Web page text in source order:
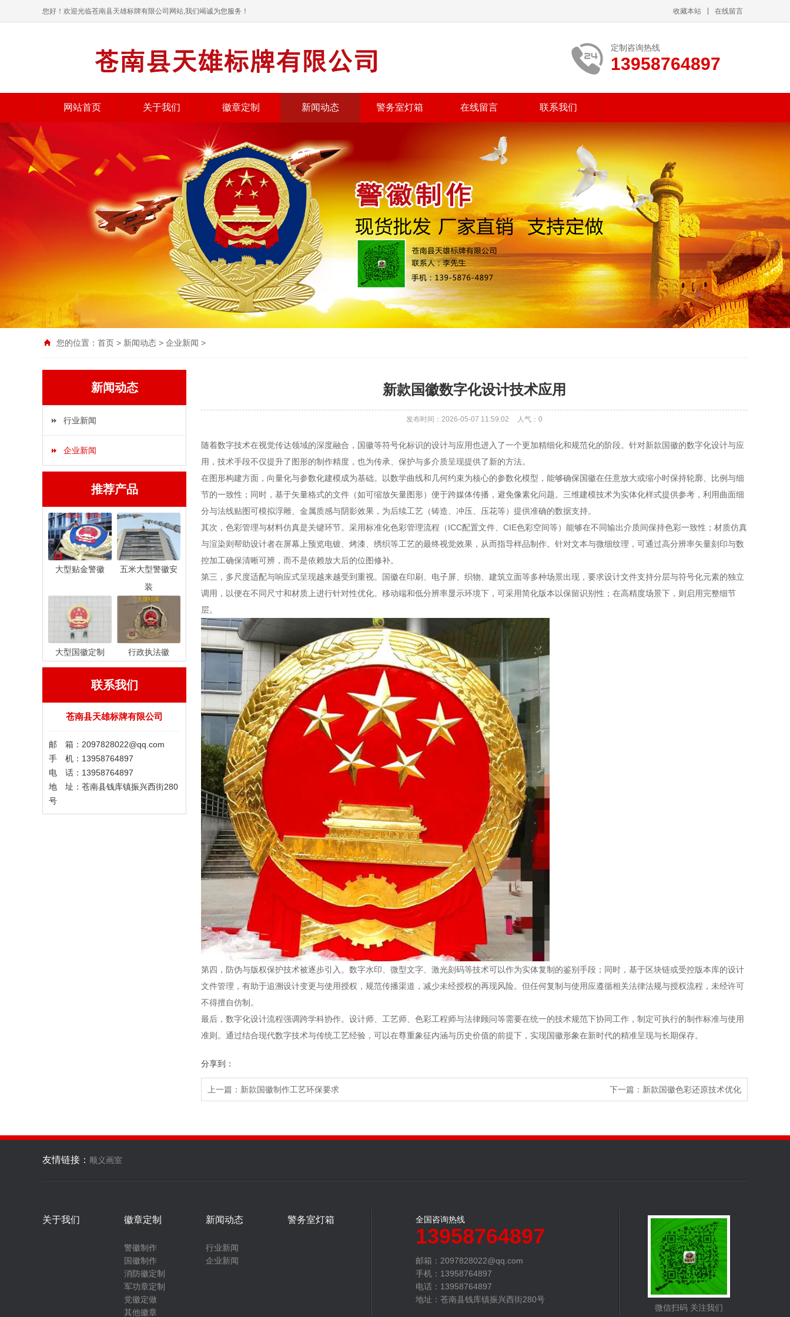
您好！欢迎光临苍南县天雄标牌有限公司网站,我们竭诚为您服务！ 收藏本站 在线留言
定制咨询热线
13958764897
网站首页 关于我们 徽章定制 新闻动态 警务室灯箱 在线留言 联系我们
您的位置： 首页 > 新闻动态 > 企业新闻 >
新闻动态
行业新闻
企业新闻
推荐产品
大型贴金警徽
五米大型警徽安
装
大型国徽定制 行政执法徽
联系我们
苍南县天雄标牌有限公司
邮 箱：2097828022@qq.com
手 机：13958764897
电 话：13958764897
地 址：苍南县钱库镇振兴西街280
号
新款国徽数字化设计技术应用
发布时间：2026-05-07 11:59:02 人气： 0
随着数字技术在视觉传达领域的深度融合，国徽等符号化标识的设计与应用也进入了一个更加精细化和规范化的阶段。针对新款国徽的数字化设计与应
用，技术手段不仅提升了图形的制作精度，也为传承、保护与多介质呈现提供了新的方法。
在图形构建方面，向量化与参数化建模成为基础。以数学曲线和几何约束为核心的参数化模型，能够确保国徽在任意放大或缩小时保持轮廓、比例与细
节的一致性；同时，基于矢量格式的文件（如可缩放矢量图形）便于跨媒体传播，避免像素化问题。三维建模技术为实体化样式提供参考，利用曲面细
分与法线贴图可模拟浮雕、金属质感与阴影效果，为后续工艺（铸造、冲压、压花等）提供准确的数据支持。
其次，色彩管理与材料仿真是关键环节。采用标准化色彩管理流程（ICC配置文件、CIE色彩空间等）能够在不同输出介质间保持色彩一致性；材质仿真
与渲染则帮助设计者在屏幕上预览电镀、烤漆、绣织等工艺的最终视觉效果，从而指导样品制作。针对文本与微细纹理，可通过高分辨率矢量刻印与数
控加工确保清晰可辨，而不是依赖放大后的位图修补。
第三，多尺度适配与响应式呈现越来越受到重视。国徽在印刷、电子屏、织物、建筑立面等多种场景出现，要求设计文件支持分层与符号化元素的独立
调用，以便在不同尺寸和材质上进行针对性优化。移动端和低分辨率显示环境下，可采用简化版本以保留识别性；在高精度场景下，则启用完整细节
层。
第四，防伪与版权保护技术被逐步引入。数字水印、微型文字、激光刻码等技术可以作为实体复制的鉴别手段；同时，基于区块链或受控版本库的设计
文件管理，有助于追溯设计变更与使用授权，规范传播渠道，减少未经授权的再现风险。但任何复制与使用应遵循相关法律法规与授权流程，未经许可
不得擅自仿制。
最后，数字化设计流程强调跨学科协作。设计师、工艺师、色彩工程师与法律顾问等需要在统一的技术规范下协同工作，制定可执行的制作标准与使用
准则。通过结合现代数字技术与传统工艺经验，可以在尊重象征内涵与历史价值的前提下，实现国徽形象在新时代的精准呈现与长期保存。
分享到：
上一篇： 新款国徽制作工艺环保要求 下一篇： 新款国徽色彩还原技术优化
友情链接： 顺义画室
关于我们 徽章定制
警徽制作
国徽制作
消防徽定制
军功章定制
党徽定做
其他徽章
新闻动态
行业新闻
企业新闻
警务室灯箱 全国咨询热线
13958764897
邮箱：2097828022@qq.com
手机：13958764897
电话：13958764897
地址：苍南县钱库镇振兴西街280号
微信扫码 关注我们